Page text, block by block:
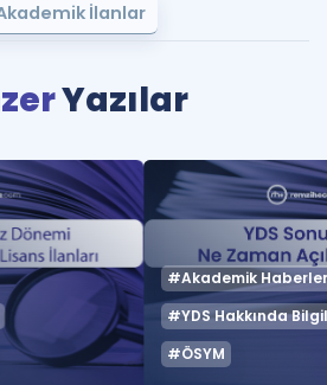
İlanlar
Yazılar
#Akademik
#YDS Hakkında
#ÖSYM